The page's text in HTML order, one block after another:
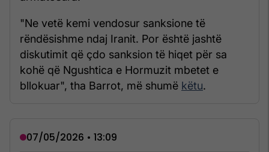
"Ne vetë kemi vendosur sanksione të
rëndësishme ndaj Iranit. Por është jashtë
diskutimit që çdo sanksion të hiqet për sa
kohë që Ngushtica e Hormuzit mbetet e
bllokuar", tha Barrot, më shumë këtu.
07/05/2026 • 13:09